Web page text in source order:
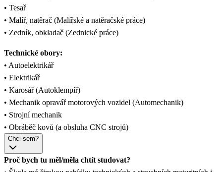
• Tesař
• Malíř, natěrač (Malířské a natěračské práce)
• Zedník, obkladač (Zednické práce)
Technické obory:
• Autoelektrikář
• Elektrikář
• Karosář (Autoklempíř)
• Mechanik opravář motorových vozidel (Automechanik)
• Strojní mechanik
• Obráběč kovů (a obsluha CNC strojů)
Chci sem?
Proč bych tu měl/měla chtít studovat?